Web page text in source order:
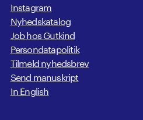
Instagram
Nyhedskatalog
Job hos Gutkind
Persondatapolitik
Tilmeld nyhedsbrev
Send manuskript
In English